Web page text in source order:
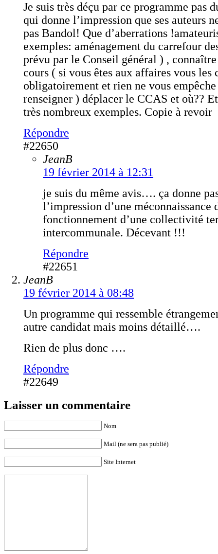
Je suis très déçu par ce programme pas
qui donne l’impression que ses auteurs
pas Bandol! Que d’aberrations
exemples: aménagement du carrefour
prévu par le Conseil général ) ,
cours ( si vous êtes aux affaires vous les
obligatoirement et rien ne vous
renseigner ) déplacer le CCAS et où??
très nombreux exemples. Copie à revoir
Répondre
#22650
JeanB
19 février 2014 à 12:31
je suis du même avis…. ça donne
l’impression d’une méconnaissance
fonctionnement d’une collectivité
intercommunale. Décevant !!!
Répondre
#22651
JeanB
19 février 2014 à 08:48
Un programme qui ressemble
autre candidat mais moins détaillé….
Rien de plus donc ….
Répondre
#22649
Laisser un commentaire
Nom
Mail (ne sera pas publié)
Site Internet